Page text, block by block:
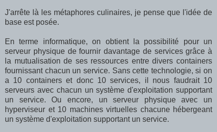
J'arrête là les métaphores culinaires, je pense que l'idée de
base est posée.
En terme informatique, on obtient la possibilité pour un
serveur physique de fournir davantage de services grâce à
la mutualisation de ses ressources entre divers containers
fournissant chacun un service. Sans cette technologie, si on
a 10 containers et donc 10 services, il nous faudrait 10
serveurs avec chacun un système d'exploitation supportant
un service. Ou encore, un serveur physique avec un
hyperviseur et 10 machines virtuelles chacune hébergeant
un système d'exploitation supportant un service.